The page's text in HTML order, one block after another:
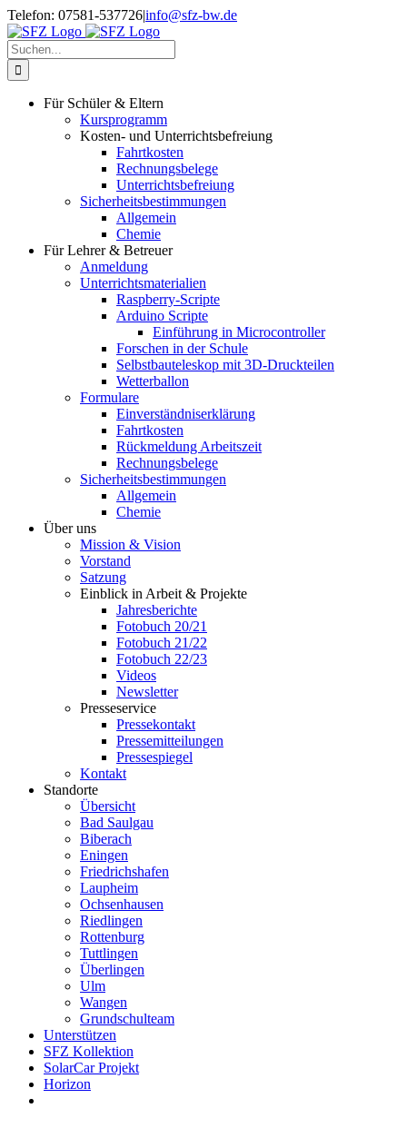
Zum
Inhalt
springen
Telefon: 07581-537726|info@sfz-bw.de
Suche
nach:
Für Schüler & Eltern
Kursprogramm
Kosten- und Unterrichtsbefreiung
Fahrtkosten
Rechnungsbelege
Unterrichtsbefreiung
Sicherheitsbestimmungen
Allgemein
Chemie
Für Lehrer & Betreuer
Anmeldung
Unterrichtsmaterialien
Raspberry-Scripte
Arduino Scripte
Einführung in Microcontroller
Forschen in der Schule
Selbstbauteleskop mit 3D-Druckteilen
Wetterballon
Formulare
Einverständniserklärung
Fahrtkosten
Rückmeldung Arbeitszeit
Rechnungsbelege
Sicherheitsbestimmungen
Allgemein
Chemie
Über uns
Mission & Vision
Vorstand
Satzung
Einblick in Arbeit & Projekte
Jahresberichte
Fotobuch 20/21
Fotobuch 21/22
Fotobuch 22/23
Videos
Newsletter
Presseservice
Pressekontakt
Pressemitteilungen
Pressespiegel
Kontakt
Standorte
Übersicht
Bad Saulgau
Biberach
Eningen
Friedrichshafen
Laupheim
Ochsenhausen
Riedlingen
Rottenburg
Tuttlingen
Überlingen
Ulm
Wangen
Grundschulteam
Unterstützen
SFZ Kollektion
SolarCar Projekt
Horizon